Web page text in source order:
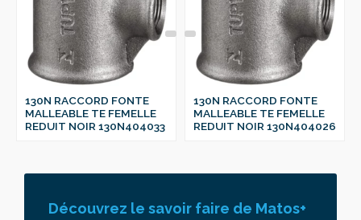
130N RACCORD FONTE
MALLEABLE TE FEMELLE
REDUIT NOIR 130N404033
130N RACCORD FONTE
MALLEABLE TE FEMELLE
REDUIT NOIR 130N404026
Découvrez le savoir faire de Matos+